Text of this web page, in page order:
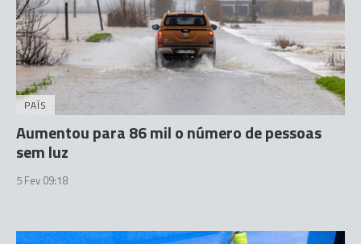
PAÍS
Aumentou para 86 mil o número de pessoas
sem luz
5 Fev 09:18